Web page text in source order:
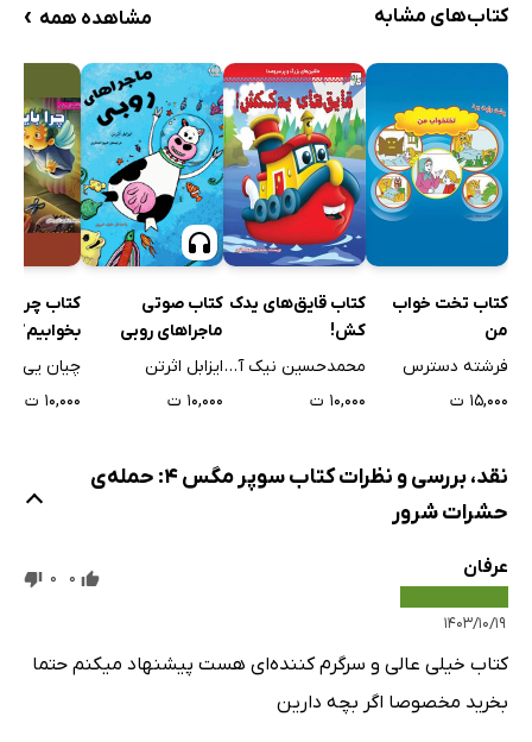
کتاب‌های مشابه مشاهده همه ›
کتاب تخت خواب
من
فرشته دسترس
۱۵,۰۰۰ ت
کتاب قایق‌های یدک
کش!
محمدحسین نیک آئین
۱۰,۰۰۰ ت
کتاب صوتی
ماجراهای روبی
ایزابل اثرتن
۱۰,۰۰۰ ت
کتاب چرا
بخوابیم؟
چیان یی
۱۰,۰۰۰ ت
نقد، بررسی و نظرات کتاب سوپر مگس 4: حمله‌ی
حشرات شرور
عرفان
۱۴۰۳/۱۰/۱۹
0
0
کتاب خیلی عالی و سرگرم کننده‌ای هست پیشنهاد میکنم حتما
بخرید مخصوصا اگر بچه دارین